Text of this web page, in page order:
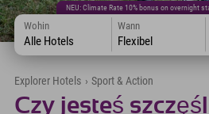
NEU: Climate Rate 10% bonus on overnight
Wohin
Alle Hotels
Wann
Flexibel
Explorer Hotels › Sport & Action
Czy jesteś